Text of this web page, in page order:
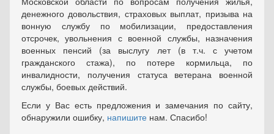
денежного довольствия, страховых выплат, призыва на
вонную службу по мобилизации, предоставления
отсрочек, увольнения с военной службы, назначения
военных пенсий (за выслугу лет (в т.ч. с учетом
гражданского стажа), по потере кормильца, по
инвалидности, получения статуса ветерана военной
службы, боевых действий.
Если у Вас есть предложения и замечания по сайту,
обнаружили ошибку, напишите нам. Спасибо!